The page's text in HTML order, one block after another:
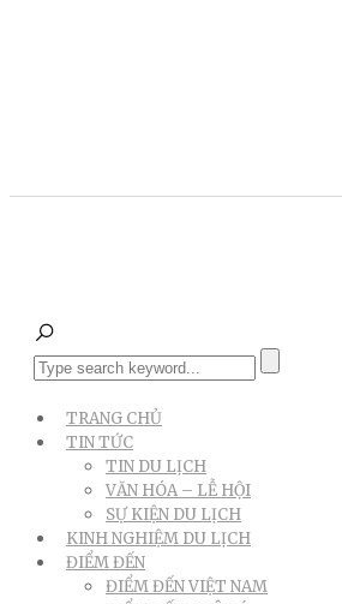
TRANG CHỦ
TIN TỨC
TIN DU LỊCH
VĂN HÓA – LỄ HỘI
SỰ KIỆN DU LỊCH
KINH NGHIỆM DU LỊCH
ĐIỂM ĐẾN
ĐIỂM ĐẾN VIỆT NAM